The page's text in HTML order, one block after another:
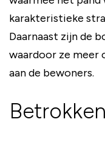
karakteristieke
Daarnaast zijn de
waardoor ze
aan de bewoners.